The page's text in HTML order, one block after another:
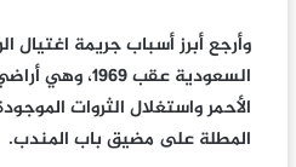
وأرجع أبرز أسباب جريمة
السعودية عقب
الأحمر واستغلال الثروات
المطلة على مضيق باب المندب.